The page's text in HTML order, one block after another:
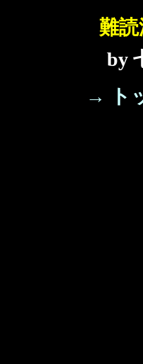
難
by
→ ト